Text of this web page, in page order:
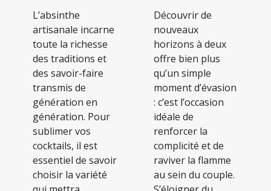
L’absinthe
artisanale incarne
toute la richesse
des traditions et
des savoir-faire
transmis de
génération en
génération. Pour
sublimer vos
cocktails, il est
essentiel de savoir
choisir la variété
Découvrir de
nouveaux
horizons à deux
offre bien plus
qu’un simple
moment d’évasion
: c’est l’occasion
idéale de
renforcer la
complicité et de
raviver la flamme
au sein du couple.